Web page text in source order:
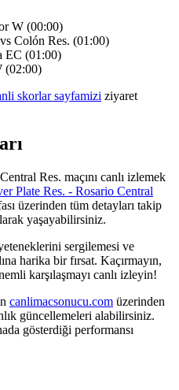
W (00:00)
Colón Res. (01:00)
EC (01:00)
(02:00)
skorlar sayfamizi ziyaret
Res. maçını canlı izlemek
Plate Res. - Rosario Central
üzerinden tüm detayları takip
yaşayabilirsiniz.
sergilemesi ve
harika bir fırsat. Kaçırmayın,
karşılaşmayı canlı izleyin!
canlimacsonucu.com üzerinden
güncellemeleri alabilirsiniz.
gösterdiği performansı